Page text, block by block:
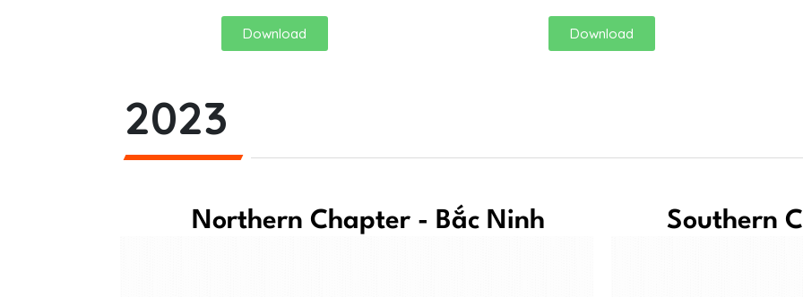
Download Download
2023
Northern Chapter - Bắc Ninh Southern